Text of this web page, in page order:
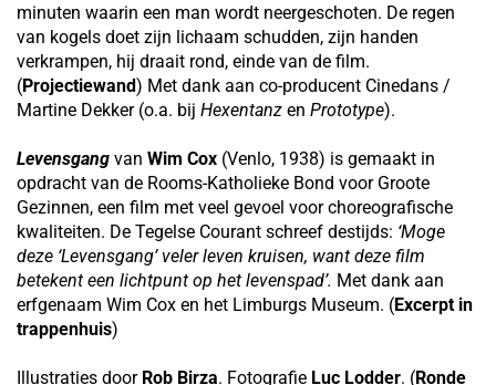
minuten waarin een man wordt neergeschoten. De regen
van kogels doet zijn lichaam schudden, zijn handen
verkrampen, hij draait rond, einde van de film.
(Projectiewand) Met dank aan co-producent Cinedans /
Martine Dekker (o.a. bij Hexentanz en Prototype).
Levensgang van Wim Cox (Venlo, 1938) is gemaakt in
opdracht van de Rooms-Katholieke Bond voor Groote
Gezinnen, een film met veel gevoel voor choreografische
kwaliteiten. De Tegelse Courant schreef destijds: ‘Moge
deze ‘Levensgang’ veler leven kruisen, want deze film
betekent een lichtpunt op het levenspad’. Met dank aan
erfgenaam Wim Cox en het Limburgs Museum. (Excerpt in
trappenhuis)
Illustraties door Rob Birza. Fotografie Luc Lodder. (Ronde